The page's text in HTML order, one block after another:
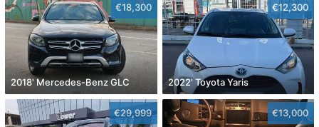
€18,300
2018' Mercedes-Benz GLC
€12,300
2022' Toyota Yaris
€29,999 €13,000